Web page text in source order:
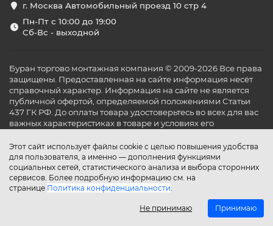
Подробнее:buranrus.orgs.biz
Современные технологии и
функциональность
оснащены передовыми технологиями:
Инверторное управление: обеспечивает
плавную работу компрессора, снижая
энергопотребление.
Фильтрация воздуха: удаляет пыль, аллергены и
Управление через Wi-Fi : позволяет
контролировать климат в доме с помощью
смартфона.
Эти функции обеспечивают комфорт и здоровье в
Преимущества покупки в
Этот сайт использует файлы cookie с целью повышения удобства
для пользователя, а именно — дополнения функциями
социальных сетей, статистического анализа и выбора сторонних
сервисов. Более подробную информацию см. на
странице Политика конфиденциальности.
Не принимаю Принимаю
г. Москва Автомобильный проезд 10 стр 4
Пн-Пт с 10:00 до 19:00
Сб-Вс - выходной
Буран торгово монтажная компания © 2009-2026 Все права
защищены. Предоставленная на сайте информация несёт
справочный характер. Информация на сайте не является
публичной офертой, определяемой положениями Статьи
437 ГК РФ. До оплаты товара удостоверьтесь во всех для вас
важных характеристиках в товаре и условиях его